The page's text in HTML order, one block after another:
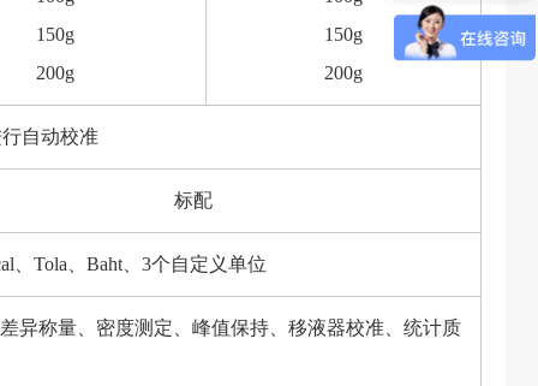
150g
200g
150g
200g
自动校准
标配
、Tola、Baht、3个自定义单位
异称量、密度测定、峰值保持、移液器校准、统计质